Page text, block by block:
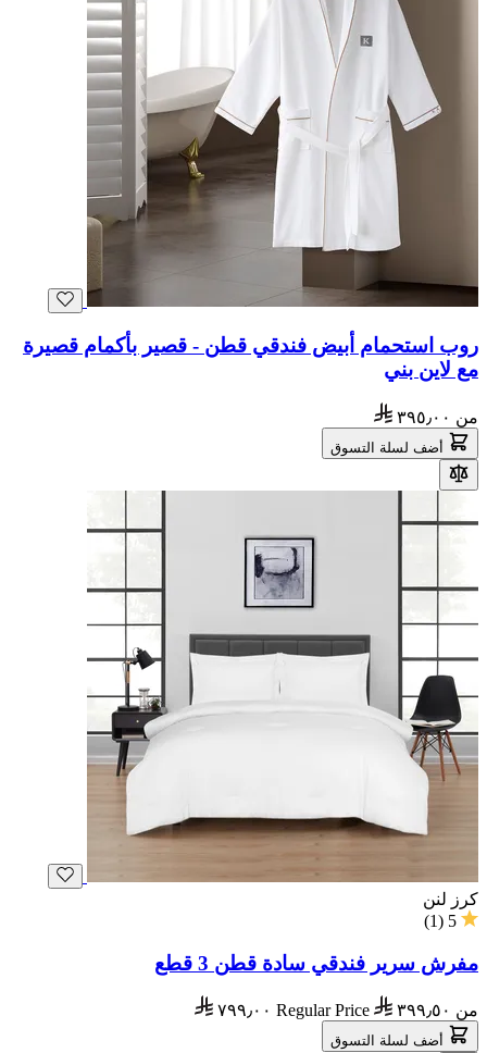
روب استحمام أبيض فندقي قطن - قصير بأكمام قصيرة
مع لاين بني
من ٣٩٥٫٠٠
أضف لسلة التسوق
كرز لنن
5
(
1
)
مفرش سرير فندقي سادة قطن 3 قطع
من ٣٩٩٫٥٠ Regular Price ٧٩٩٫٠٠
أضف لسلة التسوق